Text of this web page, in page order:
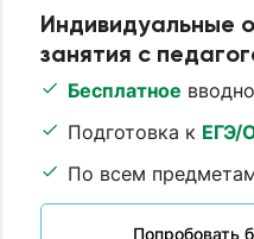
Индивидуальные
занятия с
Бесплатное
Подготовка к ЕГЭ/
По всем
Попробовать